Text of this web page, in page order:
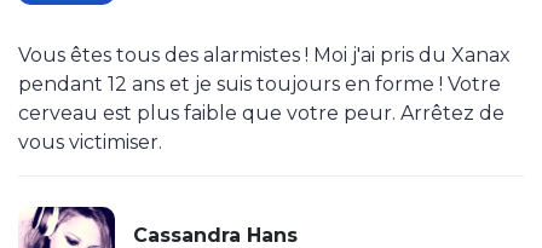
Vous êtes tous des alarmistes ! Moi j'ai pris du Xanax
pendant 12 ans et je suis toujours en forme ! Votre
cerveau est plus faible que votre peur. Arrêtez de
vous victimiser.
Cassandra Hans